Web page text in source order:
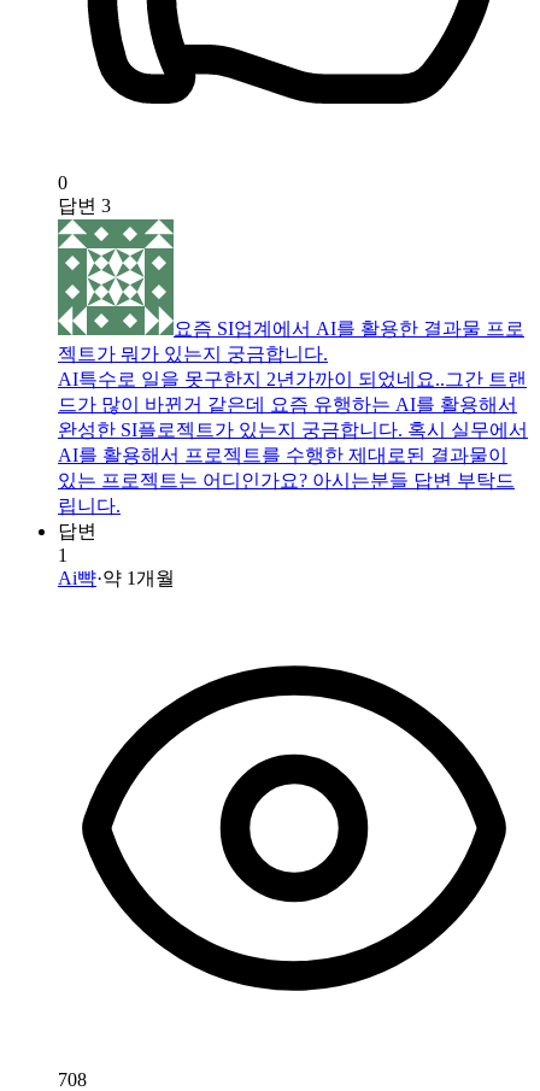
0
답변 3
요즘 SI업계에서 AI를 활용한 결과물 프로
젝트가 뭐가 있는지 궁금합니다.
AI특수로 일을 못구한지 2년가까이 되었네요..그간 트랜
드가 많이 바뀐거 같은데 요즘 유행하는 AI를 활용해서
완성한 SI플로젝트가 있는지 궁금합니다. 혹시 실무에서
AI를 활용해서 프로젝트를 수행한 제대로된 결과물이
있는 프로젝트는 어디인가요? 아시는분들 답변 부탁드
립니다.
답변
1
Ai뺙·약 1개월
708